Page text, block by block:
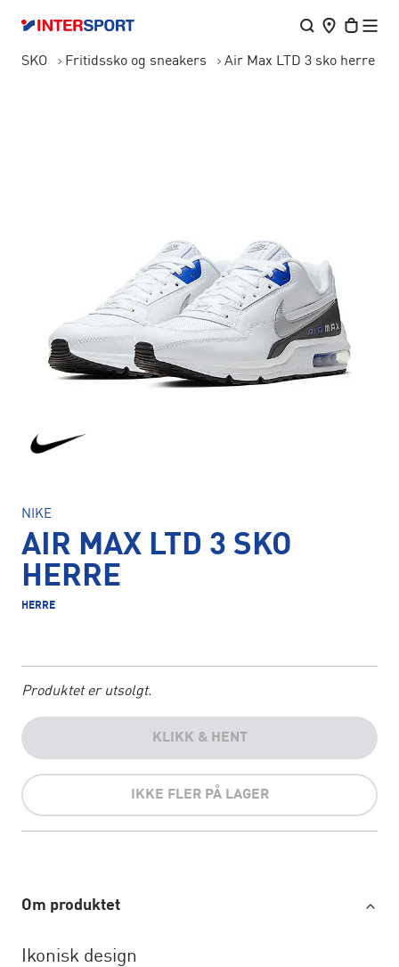
SKO Fritidssko og sneakers Air Max LTD 3 sko herre
NIKE
AIR MAX LTD 3 SKO
HERRE
HERRE
Produktet er utsolgt.
KLIKK & HENT
IKKE FLER PÅ LAGER
Om produktet
Ikonisk design